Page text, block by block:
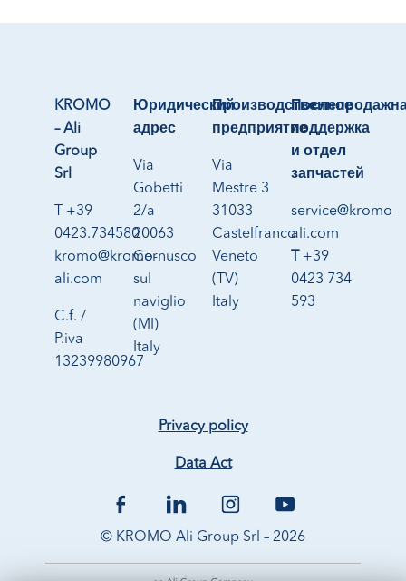
KROMO
– Ali
Group
Srl
T +39
0423.734580
kromo@kromo-
ali.com
C.f. /
P.iva
13239980967
Юридический
адрес
Via
Gobetti
2/a
20063
Cernusco
sul
naviglio
(MI)
Italy
Производственное
предприятие
Via
Mestre 3
31033
Castelfranco
Veneto
(TV)
Italy
поддержка
и отдел
запчастей
service@kromo-
ali.com
T +39
0423 734
593
Privacy policy
Data Act
© KROMO Ali Group Srl – 2026